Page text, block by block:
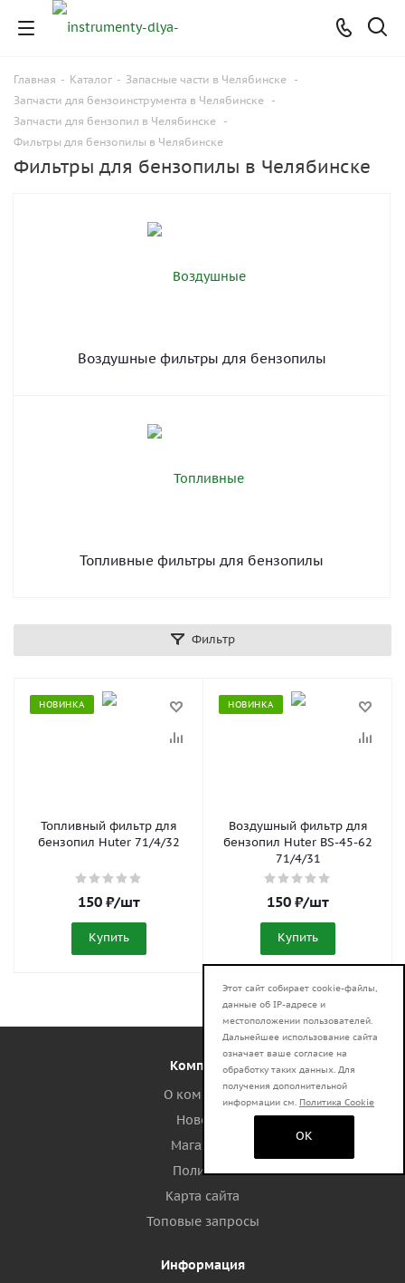
Главная - Каталог - Запасные части в Челябинске -
Запчасти для бензоинструмента в Челябинске -
Запчасти для бензопил в Челябинске -
Фильтры для бензопилы в Челябинске
Фильтры для бензопилы в Челябинске
Воздушные фильтры для бензопилы
Топливные фильтры для бензопилы
Фильтр
НОВИНКА
Топливный фильтр для
бензопил Huter 71/4/32
150 ₽/шт
Купить
НОВИНКА
Воздушный фильтр для
бензопил Huter BS-45-62
71/4/31
150 ₽/шт
Купить
Компания
О компании
Новости
Магазины
Политика
Карта сайта
Топовые запросы
Информация
Этот сайт собирает cookie-файлы,
данные об IP-адресе и
местоположении пользователей.
Дальнейшее использование сайта
означает ваше согласие на
обработку таких данных. Для
получения дополнительной
информации см. Политика Cookie
OK